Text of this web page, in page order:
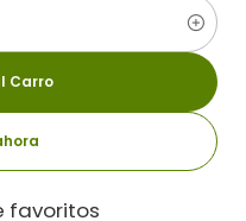
Carro
favoritos